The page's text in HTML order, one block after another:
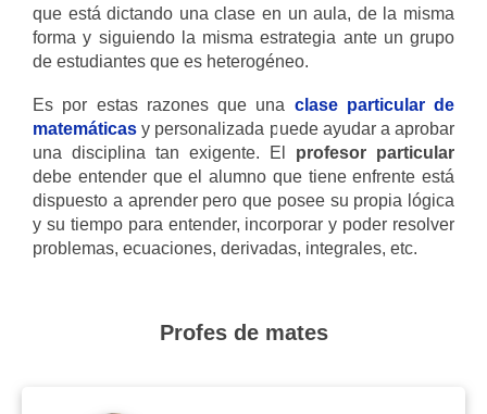
que está dictando una clase en un aula, de la misma
forma y siguiendo la misma estrategia ante un grupo
de estudiantes que es heterogéneo.
Es por estas razones que una clase particular de
matemáticas y personalizada puede ayudar a aprobar
una disciplina tan exigente. El profesor particular
debe entender que el alumno que tiene enfrente está
dispuesto a aprender pero que posee su propia lógica
y su tiempo para entender, incorporar y poder resolver
problemas, ecuaciones, derivadas, integrales, etc.
Profes de mates